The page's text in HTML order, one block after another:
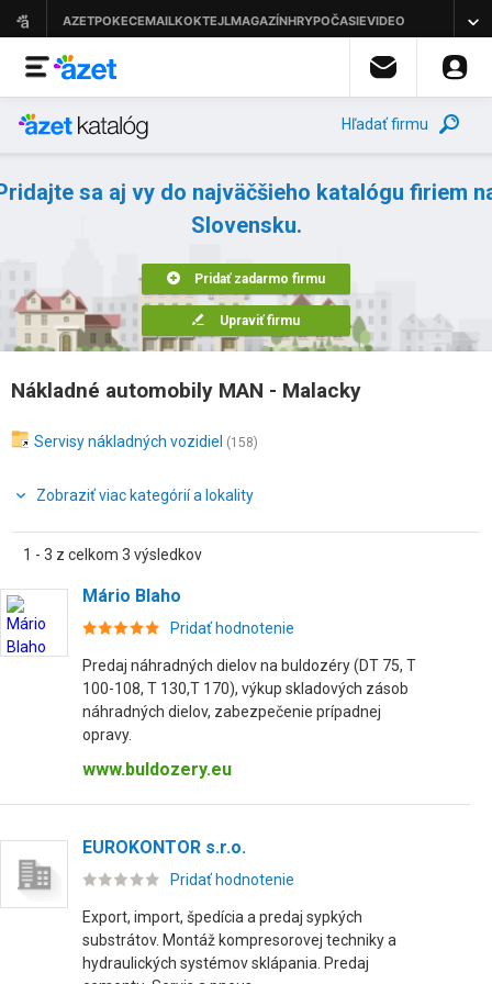
Hľadať firmu
sa aj vy do najväčšieho katalógu firiem
Slovensku.
Pridať zadarmo firmu
Upraviť firmu
Nákladné automobily MAN - Malacky
Servisy nákladných vozidiel (158)
Zobraziť viac kategórií a lokality
1 - 3 z celkom 3 výsledkov
Mário Blaho
Pridať hodnotenie
Predaj náhradných dielov na buldozéry (DT 75, T
100-108, T 130,T 170), výkup skladových zásob
náhradných dielov, zabezpečenie prípadnej
opravy.
www.buldozery.eu
EUROKONTOR s.r.o.
Pridať hodnotenie
Export, import, špedícia a predaj sypkých
substrátov. Montáž kompresorovej techniky a
hydraulických systémov sklápania. Predaj